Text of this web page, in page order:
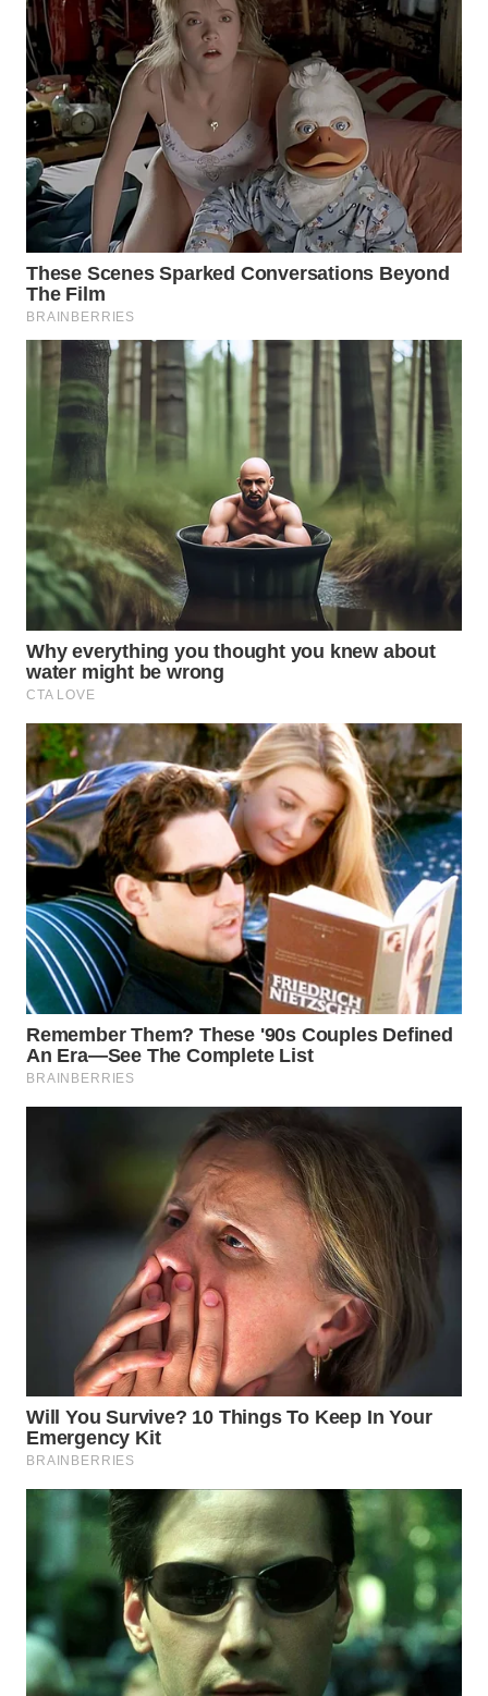
SERDANG
WN
TEBING
TINGGI
WN
PAKPAK
WN
KARAWANG
BEKASI
WN
BOGOR
WN
DEPOK
WN
TAPANULI
UTARA
WN
SAMOSIR
WN
PADANG
LAWAS
WN
SUMEDANG
WN
CIANJUR
KEPULAUAN
SERIBU
WN
INDRAMAYU
WN
MAJALENGKA
SUBANG